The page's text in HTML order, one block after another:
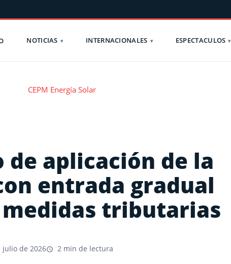
NOTICIAS INTERNACIONALES ESPECTACULOS
de aplicación de la
entrada gradual
medidas tributarias
julio de 2026 2 min de lectura